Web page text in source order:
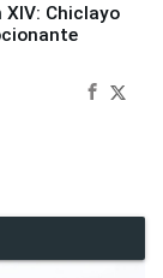
XIV: Chiclayo